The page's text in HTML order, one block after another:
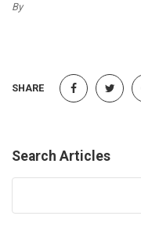
By
SHARE
Search Articles